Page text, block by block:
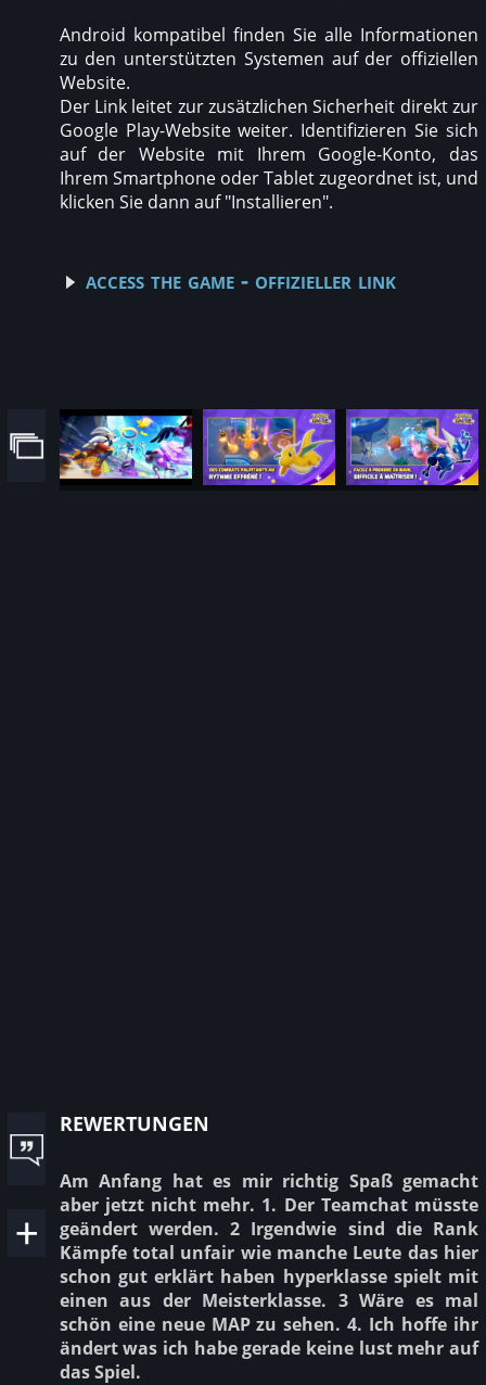
Android kompatibel finden Sie alle Informationen
zu den unterstützten Systemen auf der offiziellen
Website.
Der Link leitet zur zusätzlichen Sicherheit direkt zur
Google Play-Website weiter. Identifizieren Sie sich
auf der Website mit Ihrem Google-Konto, das
Ihrem Smartphone oder Tablet zugeordnet ist, und
klicken Sie dann auf "Installieren".
access the game - offizieller link
rewertungen
Am Anfang hat es mir richtig Spaß gemacht
aber jetzt nicht mehr. 1. Der Teamchat müsste
geändert werden. 2 Irgendwie sind die Rank
Kämpfe total unfair wie manche Leute das hier
schon gut erklärt haben hyperklasse spielt mit
einen aus der Meisterklasse. 3 Wäre es mal
schön eine neue MAP zu sehen. 4. Ich hoffe ihr
ändert was ich habe gerade keine lust mehr auf
das Spiel.